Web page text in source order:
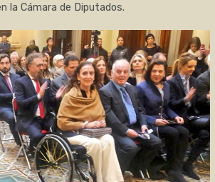
la Cámara de Diputados.